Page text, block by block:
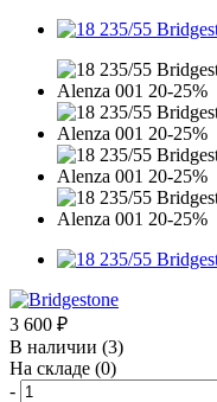
3 600 ₽
В наличии (3)
На складе (0)
-